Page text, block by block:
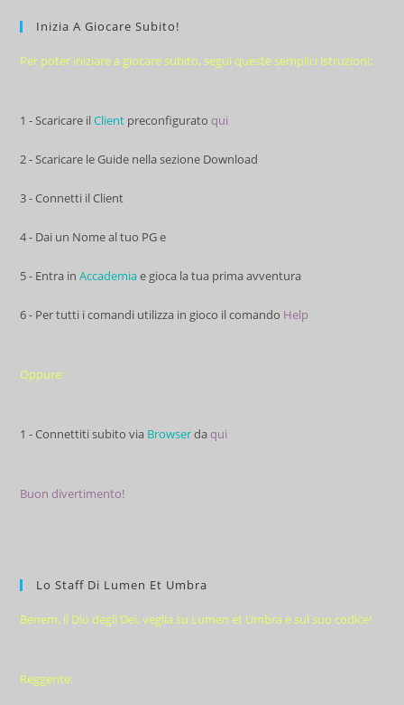
Inizia A Giocare Subito!
Per poter iniziare a giocare subito, segui queste semplici istruzioni:
1 - Scaricare ilClient preconfigurato qui
2 - Scaricare le Guide nella sezione Download
3 - Connetti il Client
4 - Dai un Nome al tuo PG e
5 - Entra inAccademiae gioca la tua prima avventura
6 - Per tutti i comandi utilizza in gioco il comando Help
Oppure:
1 - Connettiti subito via Browserda qui
Buon divertimento!
Lo Staff Di Lumen Et Umbra
Benem, il Dio degli Dei, veglia su Lumen et Umbra e sul suo codice!
Reggente: